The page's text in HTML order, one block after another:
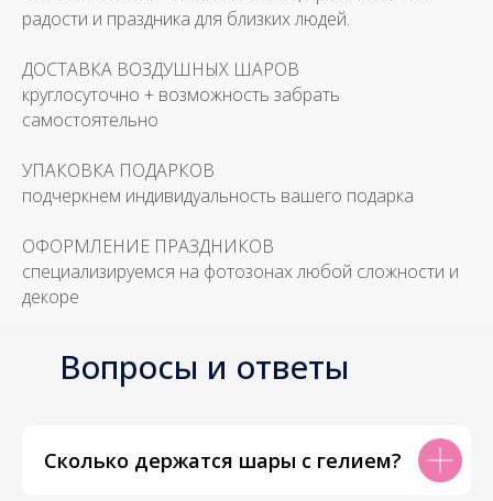
радости и праздника для близких людей.
ДОСТАВКА ВОЗДУШНЫХ ШАРОВ
круглосуточно + возможность забрать
самостоятельно
УПАКОВКА ПОДАРКОВ
подчеркнем индивидуальность вашего подарка
ОФОРМЛЕНИЕ ПРАЗДНИКОВ
специализируемся на фотозонах любой сложности и
декоре
Вопросы и ответы
Сколько держатся шары с гелием?